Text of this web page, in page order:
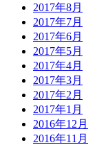
2017年8月
2017年7月
2017年6月
2017年5月
2017年4月
2017年3月
2017年2月
2017年1月
2016年12月
2016年11月